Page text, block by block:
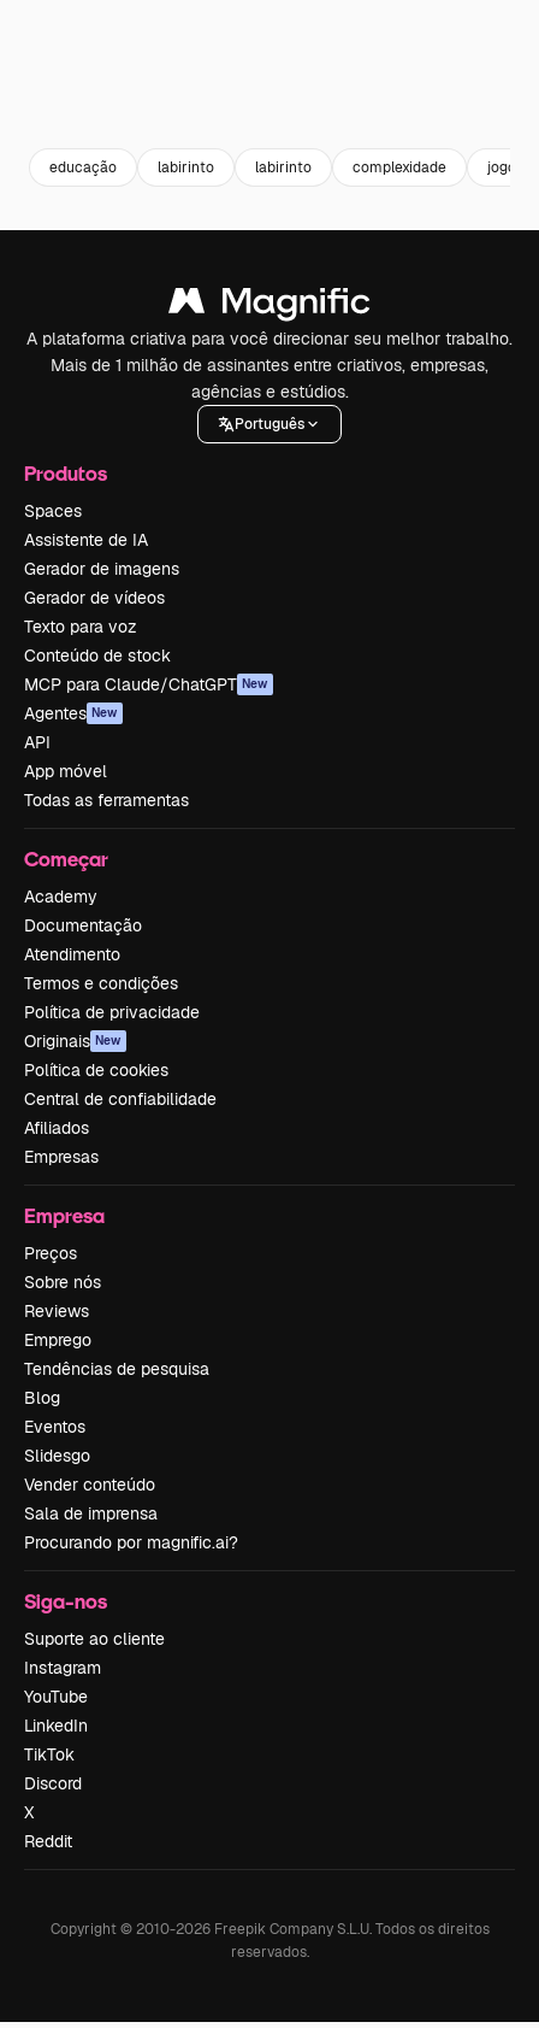
educação labirinto labirinto complexidade jogos
A plataforma criativa para você direcionar seu melhor trabalho.
Mais de 1 milhão de assinantes entre criativos, empresas,
agências e estúdios.
Português
Produtos
Spaces
Assistente de IA
Gerador de imagens
Gerador de vídeos
Texto para voz
Conteúdo de stock
MCP para Claude/ChatGPT New
Agentes New
API
App móvel
Todas as ferramentas
Começar
Academy
Documentação
Atendimento
Termos e condições
Política de privacidade
Originais New
Política de cookies
Central de confiabilidade
Afiliados
Empresas
Empresa
Preços
Sobre nós
Reviews
Emprego
Tendências de pesquisa
Blog
Eventos
Slidesgo
Vender conteúdo
Sala de imprensa
Procurando por magnific.ai?
Siga-nos
Suporte ao cliente
Instagram
YouTube
LinkedIn
TikTok
Discord
X
Reddit
Copyright © 2010-2026Freepik Company S.L.U. Todos os direitos
reservados.